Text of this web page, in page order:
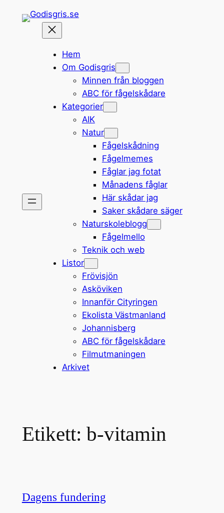
Hem
Om Godisgris
Minnen från bloggen
ABC för fågelskådare
Kategorier
AIK
Natur
Fågelskådning
Fågelmemes
Fåglar jag fotat
Månadens fåglar
Här skådar jag
Saker skådare säger
Naturskoleblogg
Fågelmello
Teknik och web
Listor
Frövisjön
Asköviken
Innanför Cityringen
Ekolista Västmanland
Johannisberg
ABC för fågelskådare
Filmutmaningen
Arkivet
Etikett: b-vitamin
Dagens fundering